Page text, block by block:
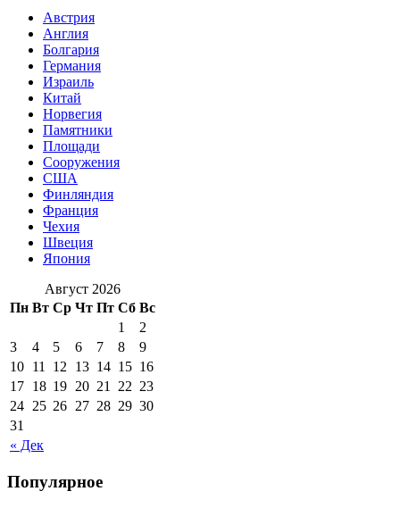
Австрия
Англия
Болгария
Германия
Израиль
Китай
Норвегия
Памятники
Площади
Сооружения
США
Финляндия
Франция
Чехия
Швеция
Япония
Август 2026
Пн Вт Ср Чт Пт Сб Вс
« Дек
1
2
3
4 5 6 7 8
9
10 11 12 13 14 15 16
17 18 19 20 21 22 23
24 25 26 27 28 29 30
31
Популярное